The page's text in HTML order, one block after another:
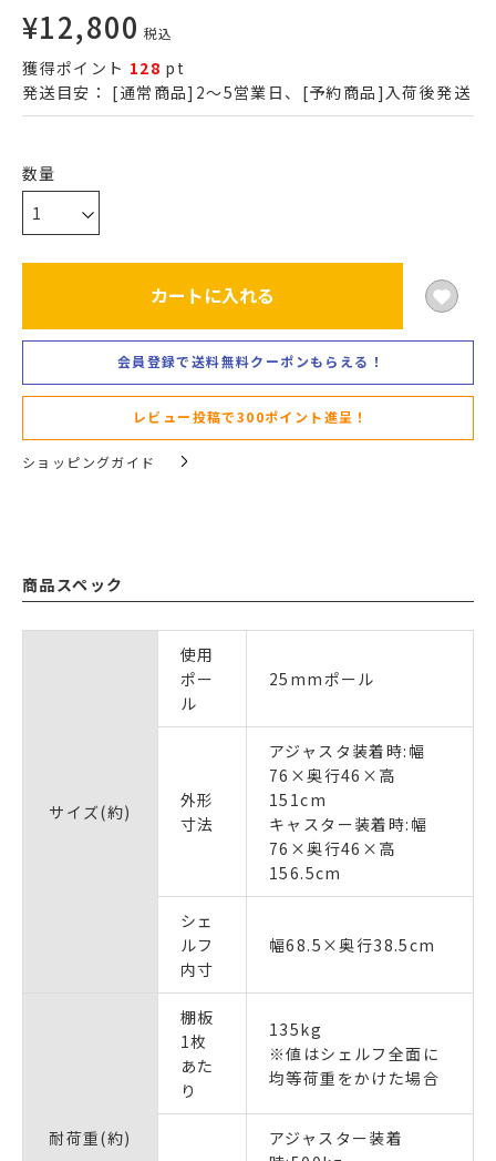
¥12,800 税込
獲得ポイント 128 pt
発送目安： [通常商品]2～5営業日、[予約商品]入荷後発送
カートに入れる
会員登録で送料無料クーポンもらえる！
レビュー投稿で300ポイント進呈！
ショッピングガイド
商品スペック
サイズ(約)
使用
ポー
ル
25mmポール
外形
寸法
アジャスタ装着時:幅
76×奥行46×高
151cm
キャスター装着時:幅
76×奥行46×高
156.5cm
シェ
ルフ
内寸
幅68.5×奥行38.5cm
耐荷重(約)
棚板
1枚
あた
り
135kg
※値はシェルフ全面に
均等荷重をかけた場合
アジャスター装着